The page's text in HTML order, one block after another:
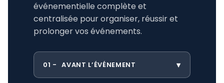
événementielle complète et
centralisée pour organiser, réussir et
prolonger vos événements.
01 AVANT L’ÉVÉNEMENT